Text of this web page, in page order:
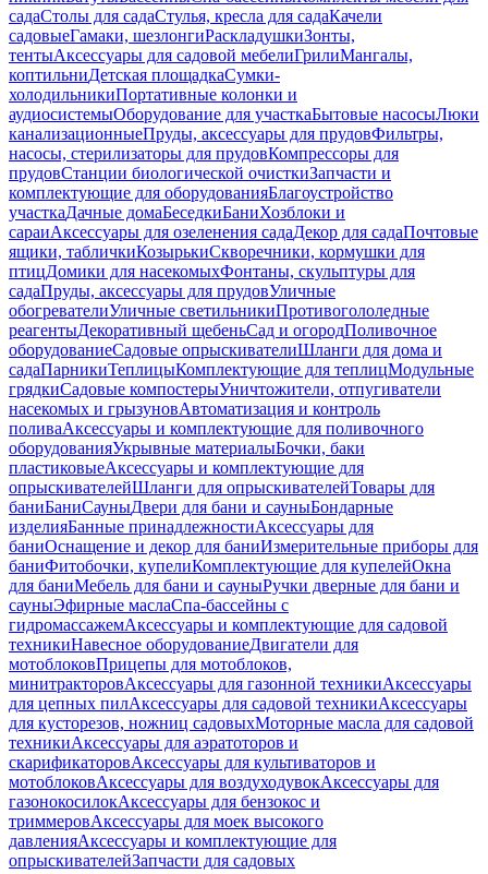
садаСтолы для садаСтулья, кресла для садаКачели
садовыеГамаки, шезлонгиРаскладушкиЗонты,
тентыАксессуары для садовой мебелиГрилиМангалы,
коптильниДетская площадкаСумки-
холодильникиПортативные колонки и
аудиосистемыОборудование для участкаБытовые насосыЛюки
канализационныеПруды, аксессуары для прудовФильтры,
насосы, стерилизаторы для прудовКомпрессоры для
прудовСтанции биологической очисткиЗапчасти и
комплектующие для оборудованияБлагоустройство
участкаДачные домаБеседкиБаниХозблоки и
сараиАксессуары для озеленения садаДекор для садаПочтовые
ящики, табличкиКозырькиСкворечники, кормушки для
птицДомики для насекомыхФонтаны, скульптуры для
садаПруды, аксессуары для прудовУличные
обогревателиУличные светильникиПротивогололедные
реагентыДекоративный щебеньСад и огородПоливочное
оборудованиеСадовые опрыскивателиШланги для дома и
садаПарникиТеплицыКомплектующие для теплицМодульные
грядкиСадовые компостерыУничтожители, отпугиватели
насекомых и грызуновАвтоматизация и контроль
поливаАксессуары и комплектующие для поливочного
оборудованияУкрывные материалыБочки, баки
пластиковыеАксессуары и комплектующие для
опрыскивателейШланги для опрыскивателейТовары для
баниБаниСауныДвери для бани и сауныБондарные
изделияБанные принадлежностиАксессуары для
баниОснащение и декор для баниИзмерительные приборы для
баниФитобочки, купелиКомплектующие для купелейОкна
для баниМебель для бани и сауныРучки дверные для бани и
сауныЭфирные маслаСпа-бассейны с
гидромассажемАксессуары и комплектующие для садовой
техникиНавесное оборудованиеДвигатели для
мотоблоковПрицепы для мотоблоков,
минитракторовАксессуары для газонной техникиАксессуары
для цепных пилАксессуары для садовой техникиАксессуары
для кусторезов, ножниц садовыхМоторные масла для садовой
техникиАксессуары для аэратоторов и
скарификаторовАксессуары для культиваторов и
мотоблоковАксессуары для воздуходувокАксессуары для
газонокосилокАксессуары для бензокос и
триммеровАксессуары для моек высокого
давленияАксессуары и комплектующие для
опрыскивателейЗапчасти для садовых